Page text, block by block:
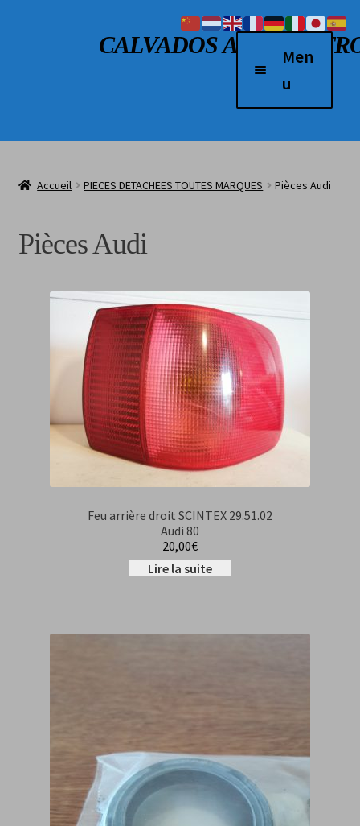
Aller à la navigation
Aller au contenu
CALVADOS AUTOMen
u
2 Roues
Véhicules vendus
L’atelier
Contact
CGV
Accueil PIECES DETACHEES TOUTES MARQUES Pièces Audi
Pièces Audi
Feu arrière droit SCINTEX 29.51.02
Audi 80
20,00€
Lire la suite